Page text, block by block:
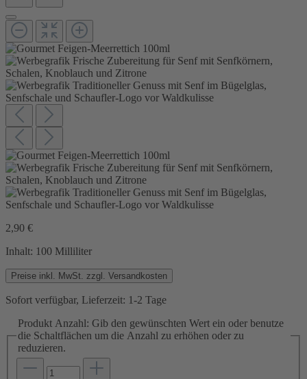
2,90 €
Inhalt: 100 Milliliter
Preise inkl. MwSt. zzgl. Versandkosten
Sofort verfügbar, Lieferzeit: 1-2 Tage
Produkt Anzahl: Gib den gewünschten Wert ein oder benutze
die Schaltflächen um die Anzahl zu erhöhen oder zu
reduzieren.